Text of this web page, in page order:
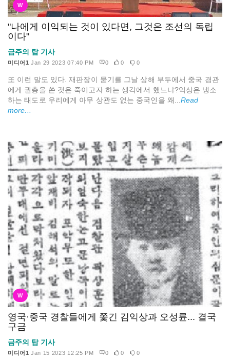
W
"나에게 이익되는 것이 있다면, 그것은 조선의 독립
이다"
금주의 탑 기사
미디어1 Jan 29 2023 07:40 PM 0 0 0
또 이런 말도 있다. 재판장이 묻기를 그날 상해 부두에서 중국 경관
에게 권총을 쏜 것은 죽이고자 하는 생각에서 했느냐?익상은 냉소
하는 태도로 우리에게 아무 상관도 없는 중국인을 왜...Read
more...
W
영국·중국 경찰들에게 쫓긴 김익상과 오성륜... 결국
구금
금주의 탑 기사
미디어1 Jan 15 2023 12:25 PM 0 0 0